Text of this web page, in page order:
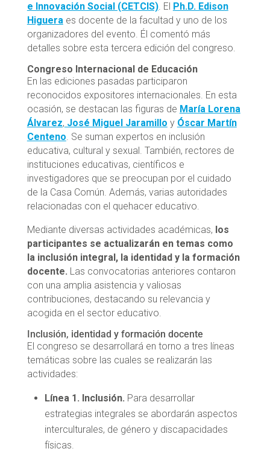
e Innovación Social (CETCIS). El Ph.D. Edison
Higueraes docente de la facultad y uno de los
organizadores del evento. Él comentó más
detalles sobre esta tercera edición del congreso.
Congreso Internacional de Educación
En las ediciones pasadas participaron
reconocidos expositores internacionales. En esta
ocasión, se destacan las figuras de María Lorena
Álvarez, José Miguel Jaramillo y Óscar Martín
Centeno. Se suman expertos en inclusión
educativa, cultural y sexual. También, rectores de
instituciones educativas, científicos e
investigadores que se preocupan por el cuidado
de la Casa Común. Además, varias autoridades
relacionadas con el quehacer educativo.
Mediante diversas actividades académicas, los
participantes se actualizarán en temas como
la inclusión integral, la identidad y la formación
docente. Las convocatorias anteriores contaron
con una amplia asistencia y valiosas
contribuciones, destacando su relevancia y
acogida en el sector educativo.
Inclusión, identidad y formación docente
El congreso se desarrollará en torno a tres líneas
temáticas sobre las cuales se realizarán las
actividades:
Línea 1. Inclusión. Para desarrollar
estrategias integrales se abordarán aspectos
interculturales, de género y discapacidades
físicas.